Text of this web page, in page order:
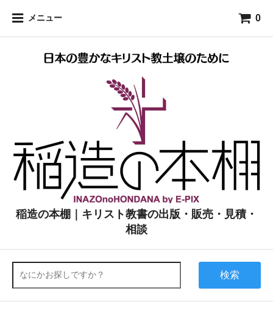
メニュー 0
稲造の本棚｜キリスト教書の出版・販売・見積・
相談
検索